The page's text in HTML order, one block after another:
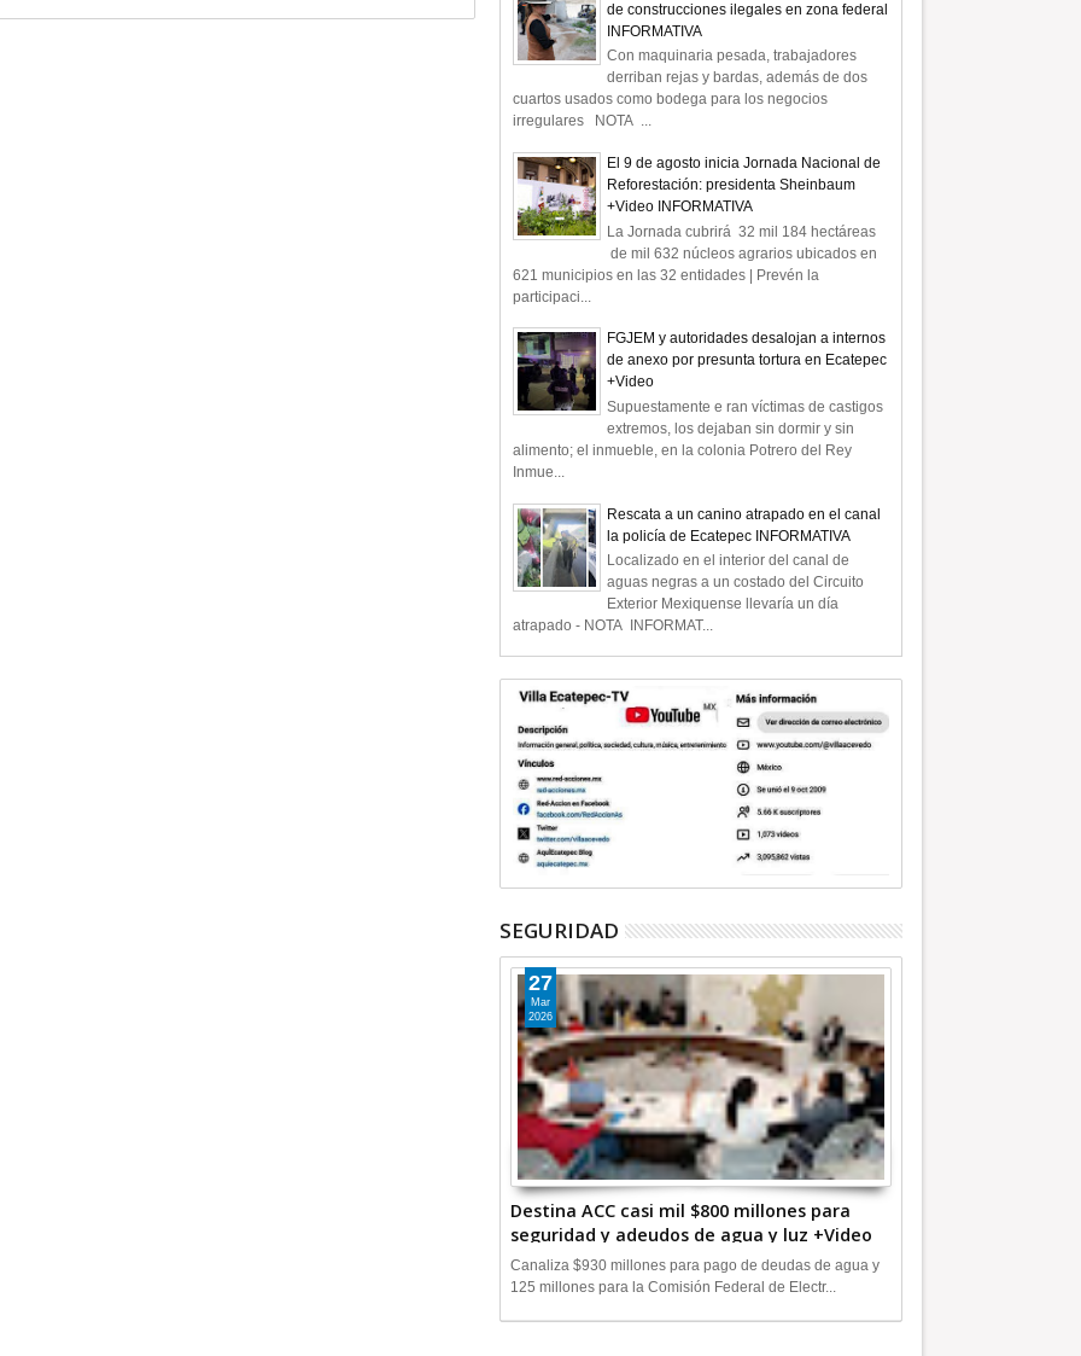
de construcciones ilegales en zona federal
INFORMATIVA
Con maquinaria pesada, trabajadores
derriban rejas y bardas, además de dos
cuartos usados como bodega para los negocios
irregulares NOTA ...
El 9 de agosto inicia Jornada Nacional de
Reforestación: presidenta Sheinbaum
+Video INFORMATIVA
La Jornada cubrirá 32 mil 184 hectáreas
de mil 632 núcleos agrarios ubicados en
621 municipios en las 32 entidades | Prevén la
participaci...
FGJEM y autoridades desalojan a internos
de anexo por presunta tortura en Ecatepec
+Video
Supuestamente e ran víctimas de castigos
extremos, los dejaban sin dormir y sin
alimento; el inmueble, en la colonia Potrero del Rey
Inmue...
Rescata a un canino atrapado en el canal
la policía de Ecatepec INFORMATIVA
Localizado en el interior del canal de
aguas negras a un costado del Circuito
Exterior Mexiquense llevaría un día
atrapado - NOTA INFORMAT...
SEGURIDAD
Destina ACC casi mil $800 millones para
seguridad y adeudos de agua y luz +Video
27
Mar
2026
Canaliza $930 millones para pago de deudas de agua y
125 millones para la Comisión Federal de Electr...